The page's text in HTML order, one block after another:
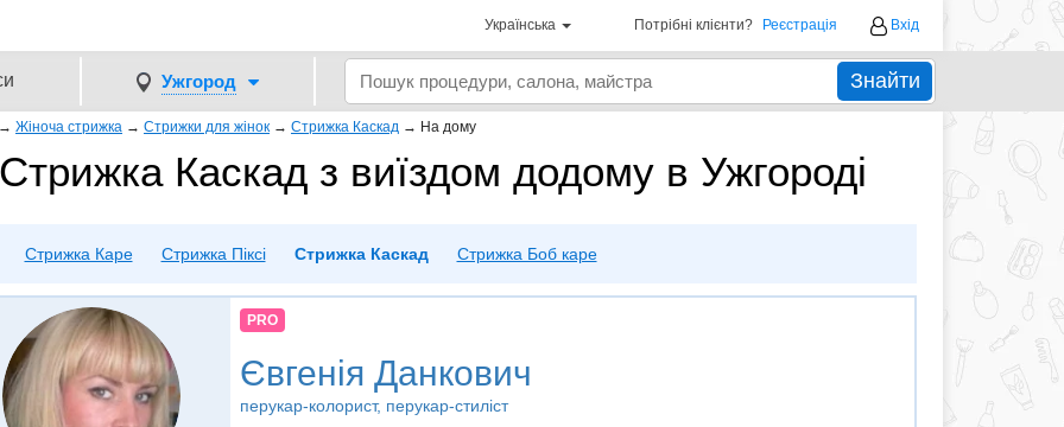
Українська Потрібні клієнти? Реєстрація Вхід
Ужгород Знайти
Жіноча стрижка → Стрижки для жінок → Стрижка Каскад → На дому
Стрижка Каскад з виїздом додому в Ужгороді
Стрижка Каре Стрижка Пiксi Стрижка Каскад Стрижка Боб каре
PRO
Євгенія Данкович
перукар-колорист, перукар-стиліст